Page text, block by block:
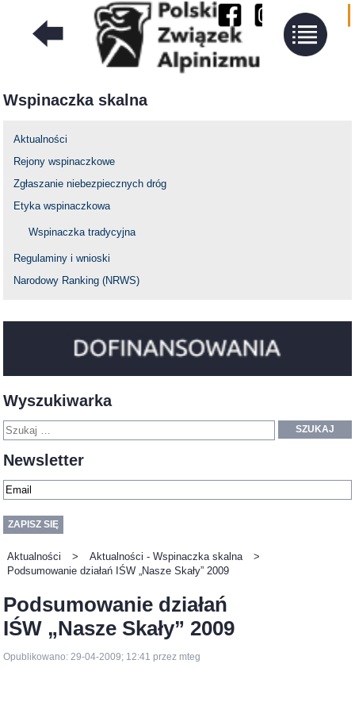
Wspinaczka skalna
Aktualności
Rejony wspinaczkowe
Zgłaszanie niebezpiecznych dróg
Etyka wspinaczkowa
Wspinaczka tradycyjna
Regulaminy i wnioski
Narodowy Ranking (NRWS)
Wyszukiwarka
SZUKAJ
Newsletter
Aktualności > Aktualności - Wspinaczka skalna
>
Podsumowanie działań IŚW „Nasze Skały” 2009
Podsumowanie działań
IŚW „Nasze Skały” 2009
Opublikowano: 29-04-2009; 12:41 przez mteg